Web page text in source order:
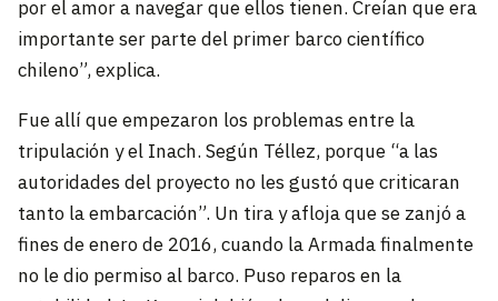
por el amor a navegar que ellos tienen. Creían que era
importante ser parte del primer barco científico
chileno”, explica.
Fue allí que empezaron los problemas entre la
tripulación y el Inach. Según Téllez, porque “a las
autoridades del proyecto no les gustó que criticaran
tanto la embarcación”. Un tira y afloja que se zanjó a
fines de enero de 2016, cuando la Armada finalmente
no le dio permiso al barco. Puso reparos en la